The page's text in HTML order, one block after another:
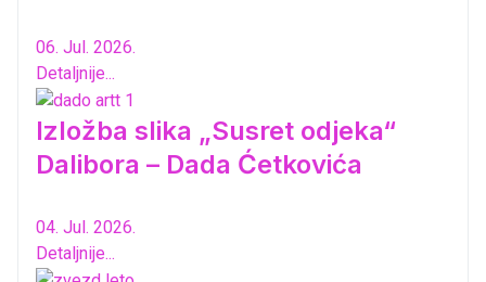
06. Jul. 2026.
Detaljnije...
Izložba slika „Susret odjeka“
Dalibora – Dada Ćetkovića
04. Jul. 2026.
Detaljnije...